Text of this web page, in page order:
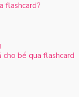
flashcard?
cho bé qua flashcard